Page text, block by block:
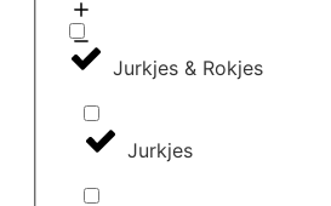
Jurkjes & Rokjes
Jurkjes